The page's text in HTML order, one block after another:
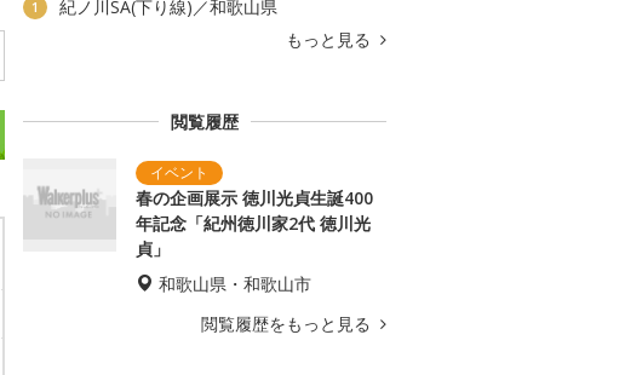
1
紀ノ川SA(下り線)／和歌山県
もっと見る
閲覧履歴
春の企画展示 徳川光貞生誕400
年記念「紀州徳川家2代 徳川光
貞」
和歌山県・和歌山市
閲覧履歴をもっと見る